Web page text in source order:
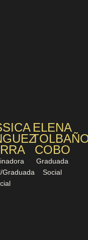
Graduada
ELENA
COBO
Graduada
Social